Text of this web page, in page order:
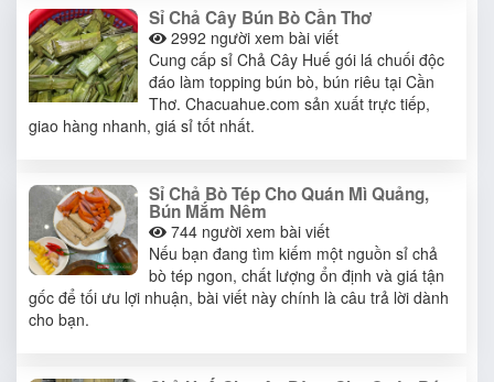
Sỉ Chả Cây Bún Bò Cần Thơ
2992 người xem bài viết
Cung cấp sỉ Chả Cây Huế gói lá chuối độc
đáo làm topping bún bò, bún riêu tại Cần
Thơ. Chacuahue.com sản xuất trực tiếp,
giao hàng nhanh, giá sỉ tốt nhất.
Sỉ Chả Bò Tép Cho Quán Mì Quảng,
Bún Mắm Nêm
744 người xem bài viết
Nếu bạn đang tìm kiếm một nguồn sỉ chả
bò tép ngon, chất lượng ổn định và giá tận
gốc để tối ưu lợi nhuận, bài viết này chính là câu trả lời dành
cho bạn.